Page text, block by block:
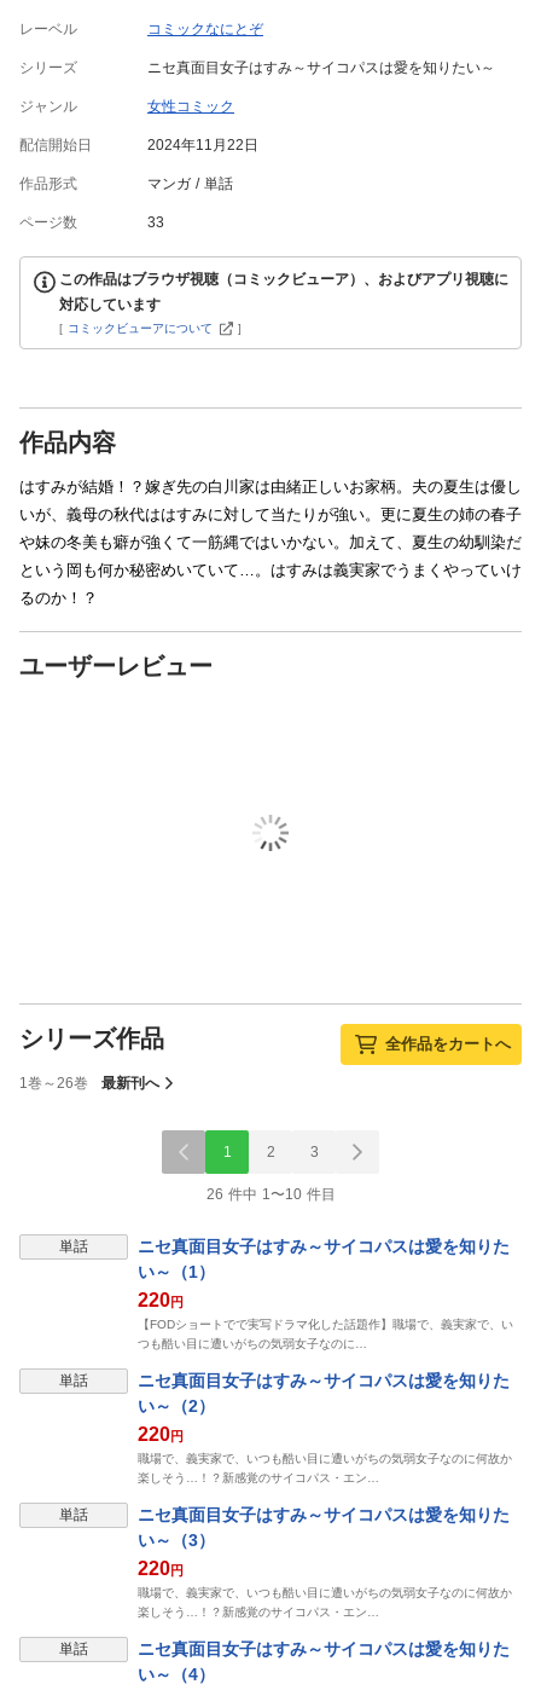
レーベル コミックなにとぞ
シリーズ ニセ真面目女子はすみ～サイコパスは愛を知りたい～
ジャンル 女性コミック
配信開始日 2024年11月22日
作品形式 マンガ 単話
ページ数 33
この作品はブラウザ視聴（コミックビューア）、およびアプリ視聴に
対応しています
[ コミックビューアについて ]
作品内容
はすみが結婚！？嫁ぎ先の白川家は由緒正しいお家柄。夫の夏生は優し
いが、義母の秋代ははすみに対して当たりが強い。更に夏生の姉の春子
や妹の冬美も癖が強くて一筋縄ではいかない。加えて、夏生の幼馴染だ
という岡も何か秘密めいていて…。はすみは義実家でうまくやっていけ
るのか！？
ユーザーレビュー
シリーズ作品 全作品をカートへ
1巻～26巻 最新刊へ
1 2 3
26 件中 1〜10 件目
単話
ニセ真面目女子はすみ～サイコパスは愛を知りた
い～（1）
220円
【FODショートでで実写ドラマ化した話題作】職場で、義実家で、い
つも酷い目に遭いがちの気弱女子なのに…
単話
ニセ真面目女子はすみ～サイコパスは愛を知りた
い～（2）
220円
職場で、義実家で、いつも酷い目に遭いがちの気弱女子なのに何故か
楽しそう…！？新感覚のサイコパス・エン…
単話
ニセ真面目女子はすみ～サイコパスは愛を知りた
い～（3）
220円
職場で、義実家で、いつも酷い目に遭いがちの気弱女子なのに何故か
楽しそう…！？新感覚のサイコパス・エン…
単話
ニセ真面目女子はすみ～サイコパスは愛を知りた
い～（4）